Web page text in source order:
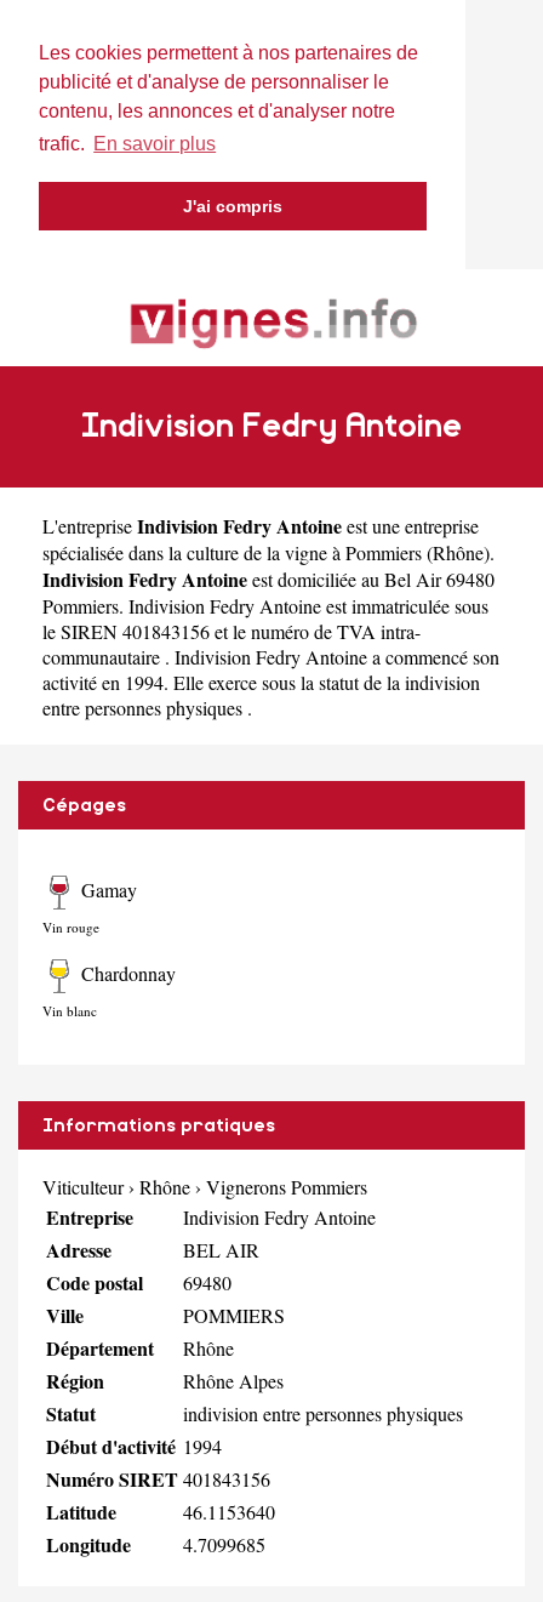
Les cookies permettent à nos partenaires de
publicité et d'analyse de personnaliser le
contenu, les annonces et d'analyser notre
trafic. En savoir plus
J'ai compris
Indivision Fedry Antoine
L'entrepriseIndivision Fedry Antoineest uneentreprise
spécialisée dans la culture de la vigne à Pommiers(Rhône).
Indivision Fedry Antoineest domiciliée au Bel Air 69480
Pommiers. Indivision Fedry Antoine est immatriculée sous
le SIREN 401843156 et le numéro de TVA intra-
communautaire . Indivision Fedry Antoine a commencé son
activité en 1994. Elle exerce sous la statut de la indivision
entre personnes physiques .
Cépages
Gamay
Vin rouge
Chardonnay
Vin blanc
Informations pratiques
Viticulteur› Rhône› Vignerons Pommiers
Entreprise Indivision Fedry Antoine
Adresse BEL AIR
Code postal 69480
Ville POMMIERS
Département Rhône
Région Rhône Alpes
Statut indivision entre personnes physiques
Début d'activité 1994
Numéro SIRET401843156
Latitude 46.1153640
Longitude 4.7099685